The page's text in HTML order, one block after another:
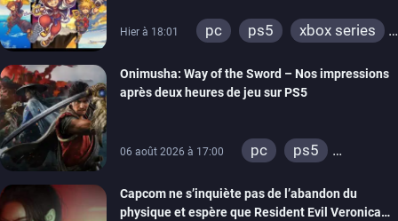
Hier à 18:01 pc ps5
xbox series
Onimusha: Way of the Sword – Nos impressions
après deux heures de jeu sur PS5
06 août 2026 à 17:00 pc
ps5
switch 2
Capcom ne s’inquiète pas de l’abandon du
physique et espère que Resident Evil Veronica